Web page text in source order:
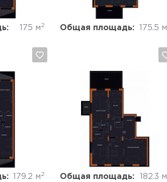
175 м2 Общая площадь: 175.5 м
179.2 м2 Общая площадь: 182.3 м
Да, удалить